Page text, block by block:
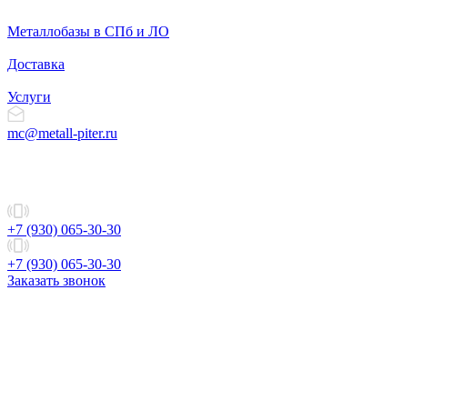
Металлобазы в СПб и ЛО
Доставка
Услуги
mc@metall-piter.ru
+7 (930) 065-30-30
+7 (930) 065-30-30
Заказать звонок